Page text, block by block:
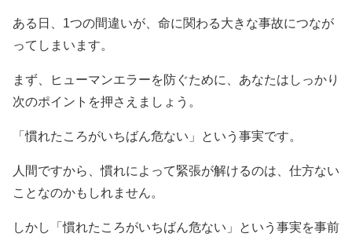
ある日、1つの間違いが、命に関わる大きな事故につなが
ってしまいます。
まず、ヒューマンエラーを防ぐために、あなたはしっかり
次のポイントを押さえましょう。
「慣れたころがいちばん危ない」という事実です。
人間ですから、慣れによって緊張が解けるのは、仕方ない
ことなのかもしれません。
しかし「慣れたころがいちばん危ない」という事実を事前